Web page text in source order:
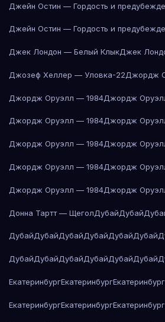
Джейн Остин — Гордость и
Джейн Остин — Гордость и
Джек Лондон — Белый КлыкДжек
Джозеф Хеллер — Уловка-22Джордж
Джордж Оруэлл — 1984Джордж
Джордж Оруэлл — 1984Джордж
Джордж Оруэлл — 1984Джордж
Джордж Оруэлл — 1984Джордж
Джордж Оруэлл — 1984Джордж
Донна Тартт — ЩеголДубайДубай
ДубайДубайДубайДубайДубайДубай
ДубайДубайДубайДубайДубайДубай
ЕкатеринбургЕкатеринбургЕкатеринбург
ЕкатеринбургЕкатеринбургЕкатеринбург